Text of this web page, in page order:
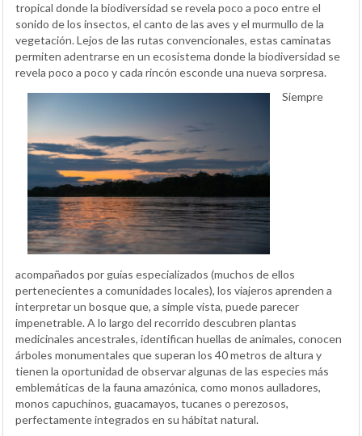
tropical donde la biodiversidad se revela poco a poco entre el
sonido de los insectos, el canto de las aves y el murmullo de la
vegetación. Lejos de las rutas convencionales, estas caminatas
permiten adentrarse en un ecosistema donde la biodiversidad se
revela poco a poco y cada rincón esconde una nueva sorpresa.
Siempre
acompañados por guías especializados (muchos de ellos
pertenecientes a comunidades locales), los viajeros aprenden a
interpretar un bosque que, a simple vista, puede parecer
impenetrable. A lo largo del recorrido descubren plantas
medicinales ancestrales, identifican huellas de animales, conocen
árboles monumentales que superan los 40 metros de altura y
tienen la oportunidad de observar algunas de las especies más
emblemáticas de la fauna amazónica, como monos aulladores,
monos capuchinos, guacamayos, tucanes o perezosos,
perfectamente integrados en su hábitat natural.